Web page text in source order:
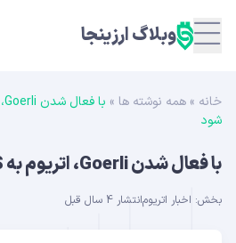
وبلاگ ارزینجا
خانه » همه نوشته ها »
شود
با فعال شدن Goerli، اتریوم به PoS نزدیکتر می شود
بخش: اخبار اتریومانتشار 4 سال قبل